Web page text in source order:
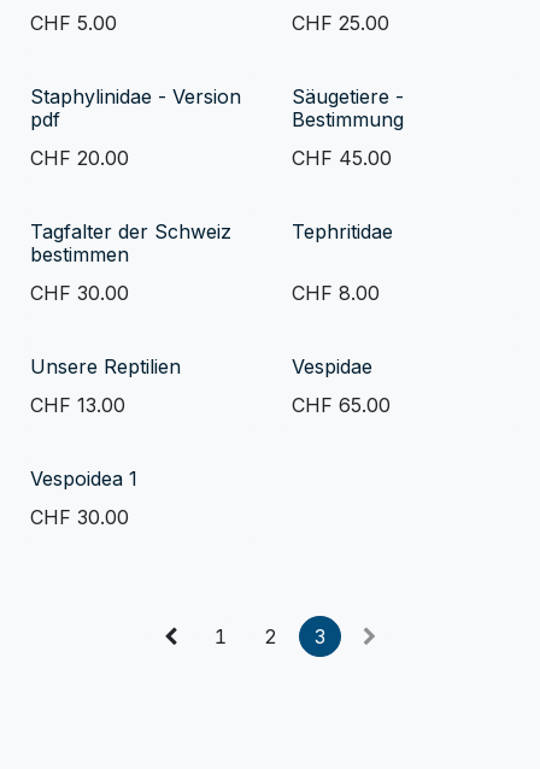
CHF 5.00 CHF 25.00
Staphylinidae - Version
pdf
CHF 20.00
Säugetiere -
Bestimmung
CHF 45.00
Tagfalter der Schweiz
bestimmen
CHF 30.00
Tephritidae
CHF 8.00
Unsere Reptilien
CHF 13.00
Vespidae
CHF 65.00
Vespoidea 1
CHF 30.00
1 2 3